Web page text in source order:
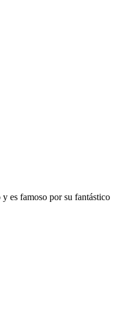
es famoso por su fantástico